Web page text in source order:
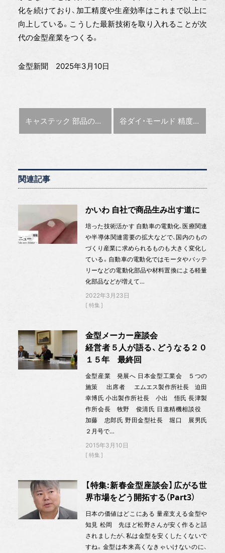
化を続けており、加工精度や生産効率はこれまで以上に
向上している。こうした最新技術を取り入れることが次
代の金型産業をつくる。
金型新聞 2025年3月10日
前の記事 :
キャステック 部品の破損原因を無償で解析 【金型応援隊】 次の記事 :
谷ダイ・モールド 精度追求のために新工場 【特集 攻める設備投資】
関連記事
かいわ 自社で商品生み出す道に
培った技術活かす 自動車の電動化、医療関連
や半導体関連需要の拡大などで、国内のもの
づくり産業に求められるものも大きく変化し
ている。自動車の電動化ではモータやバッテ
リーなどの電動化部品や材料置換による軽量
化部品などが増えて…
2022年3月23日
特集
金型メーカー座談会
経営者５人が語る、どうなる２０
１５年 最終回
金型産業 発展へ 日本金型工業会 ５つの
施策 出席者 エムエス製作所社長 迫田
幸博氏 小出製作所社長 小出 悟氏 長津製
作所会長 牧野 俊清氏 日進精機相談役
加藤 忠郎氏 野田金型社長 堀口 展男氏
２月号で…
2015年3月10日
特集
【特集:新春金型座談会】広がる世
界市場をどう開拓する（Part3）
日本の価値はどこにある 量産支える金型や
知見 松岡 先ほど松野さんが安く作ると話
されましたが、私は金型を安くしたくないで
すね。金型は本来高くなきゃいけないのに、